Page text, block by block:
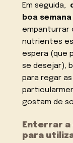
Em seguida,
boa semana
empanturrar
nutrientes
espera (que
se desejar),
para regar
gostam de
Enterrar a
para